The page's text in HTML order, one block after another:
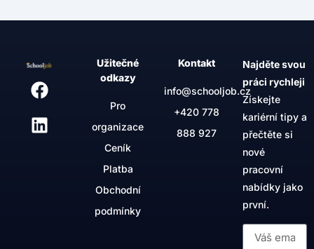
Užitečné
odkazy
Pro
organizace
Ceník
Platba
Obchodní
podmínky
Kontakt
info@schooljob.cz
+420 778
888 927
Najděte svou
práci rychleji
Získejte
kariérní tipy a
přečtěte si
nové
pracovní
nabídky jako
první.